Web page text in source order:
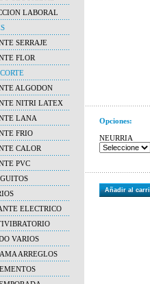
LABORAL
SERRAJE
FLOR
ALGODON
NITRI LATEX
LANA
FRIO
CALOR
PVC
ELECTRICO
VARIOS
ARREGLOS
Opciones:
NEURRIA
Añadir al